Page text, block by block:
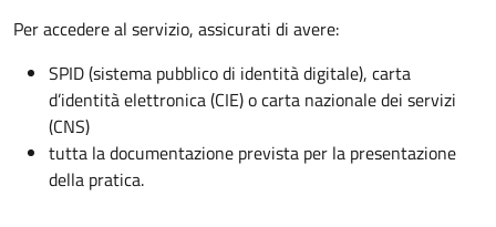
Per accedere al servizio, assicurati di avere:
SPID (sistema pubblico di identità digitale), carta
d’identità elettronica (CIE) o carta nazionale dei servizi
(CNS)
tutta la documentazione prevista per la presentazione
della pratica.